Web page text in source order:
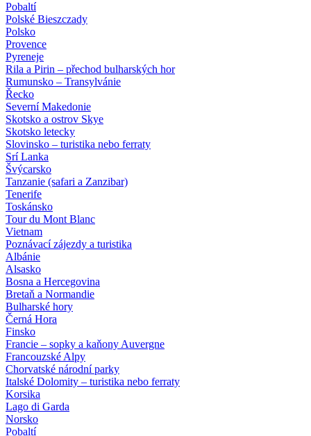
Pobaltí
Polské Bieszczady
Polsko
Provence
Pyreneje
Rila a Pirin – přechod bulharských hor
Rumunsko – Transylvánie
Řecko
Severní Makedonie
Skotsko a ostrov Skye
Skotsko letecky
Slovinsko – turistika nebo ferraty
Srí Lanka
Švýcarsko
Tanzanie (safari a Zanzibar)
Tenerife
Toskánsko
Tour du Mont Blanc
Vietnam
Poznávací zájezdy a turistika
Albánie
Alsasko
Bosna a Hercegovina
Bretaň a Normandie
Bulharské hory
Černá Hora
Finsko
Francie – sopky a kaňony Auvergne
Francouzské Alpy
Chorvatské národní parky
Italské Dolomity – turistika nebo ferraty
Korsika
Lago di Garda
Norsko
Pobaltí